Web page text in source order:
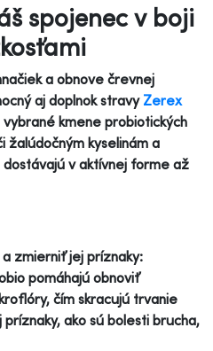
spojenec v boji
a obnove črevnej
aj doplnok stravy Zerex
kmene probiotických
žalúdočným kyselinám a
dostávajú v aktívnej forme až
zmierniť jej príznaky:
pomáhajú obnoviť
čím skracujú trvanie
ako sú bolesti brucha,